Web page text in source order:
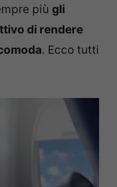
più gli
di rendere
. Ecco tutti